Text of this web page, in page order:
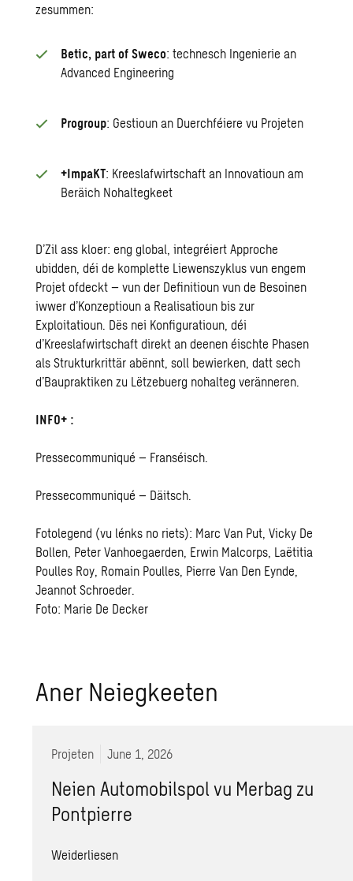
zesummen:
Betic, part of Sweco: technesch Ingenierie an
Advanced Engineering
Progroup: Gestioun an Duerchféiere vu Projeten
+ImpaKT: Kreeslafwirtschaft an Innovatioun am
Beräich Nohaltegkeet
D’Zil ass kloer: eng global, integréiert Approche
ubidden, déi de komplette Liewenszyklus vun engem
Projet ofdeckt – vun der Definitioun vun de Besoinen
iwwer d’Konzeptioun a Realisatioun bis zur
Exploitatioun. Dës nei Konfiguratioun, déi
d’Kreeslafwirtschaft direkt an deenen éischte Phasen
als Strukturkrittär abënnt, soll bewierken, datt sech
d’Baupraktiken zu Lëtzebuerg nohalteg veränneren.
INFO+ :
Pressecommuniqué – Franséisch
Pressecommuniqué – Däitsch
Fotolegend (vu lénks no riets): Marc Van Put, Vicky De
Bollen, Peter Vanhoegaerden, Erwin Malcorps, Laëtitia
Poulles Roy, Romain Poulles, Pierre Van Den Eynde,
Jeannot Schroeder.
Foto: Marie De Decker
Aner Neiegkeeten
Projeten June 1, 2026
Neien Automobilspol vu Merbag zu
Pontpierre
Weiderliesen